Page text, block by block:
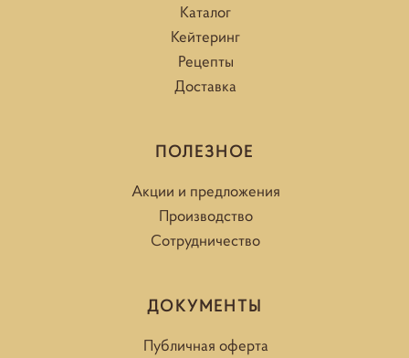
Каталог
Кейтеринг
Рецепты
Доставка
ПОЛЕЗНОЕ
Акции и предложения
Производство
Сотрудничество
ДОКУМЕНТЫ
Публичная оферта